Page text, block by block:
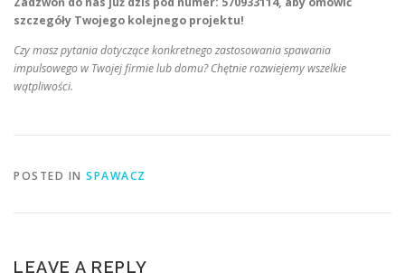
szczegóły Twojego kolejnego projektu!
Czy masz pytania dotyczące konkretnego zastosowania spawania
impulsowego w Twojej firmie lub domu? Chętnie rozwiejemy wszelkie
wątpliwości.
POSTED IN SPAWACZ
LEAVE A REPLY